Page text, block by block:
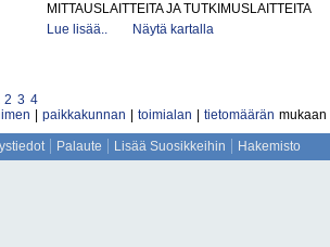
MITTAUSLAITTEITA JA TUTKIMUSLAITTEITA
Lue lisää..
Näytä kartalla
2 3 4
paikkakunnan toimialan tietomäärän mukaan
Palaute Lisää Suosikkeihin Hakemisto